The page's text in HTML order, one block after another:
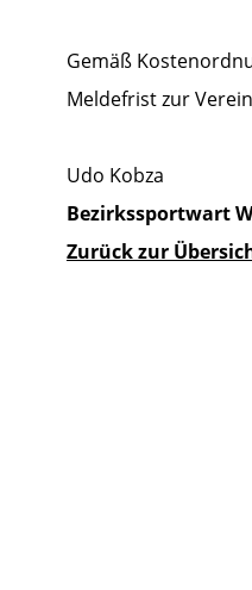
Gemäß
Meldefrist zur
Udo Kobza
Bezirkssportwart
Zurück zur